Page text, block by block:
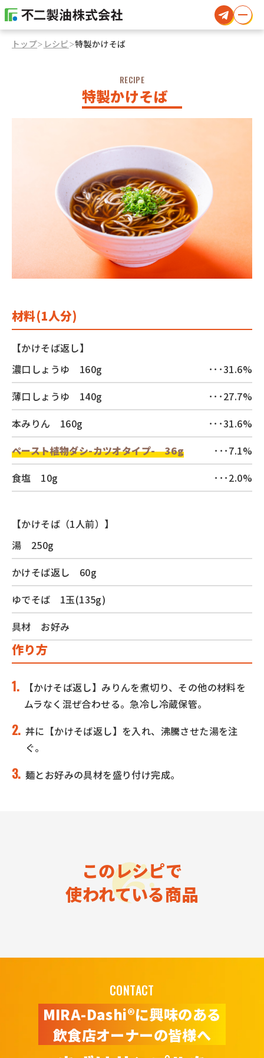
トップ＞ レシピ ＞特製かけそば
RECIPE
特製かけそば
材料(1人分)
【かけそば返し】
濃⼝しょうゆ 160g
･･･31.6%
薄⼝しょうゆ 140g
･･･27.7%
本みりん 160g
･･･31.6%
ペースト植物ダシ-カツオタイプ- 36g
･･･7.1%
⾷塩 10g
･･･2.0%
【かけそば（1⼈前）】
湯 250g
かけそば返し 60g
ゆでそば 1玉(135g)
具材 お好み
作り方
【かけそば返し】みりんを煮切り、その他の材料を
ムラなく混ぜ合わせる。急冷し冷蔵保管。
丼に【かけそば返し】を⼊れ、沸騰させた湯を注
ぐ。
麺とお好みの具材を盛り付け完成。
このレシピで
使われている商品
CONTACT
MIRA-Dashi®に興味のある
飲食店オーナーの皆様へ